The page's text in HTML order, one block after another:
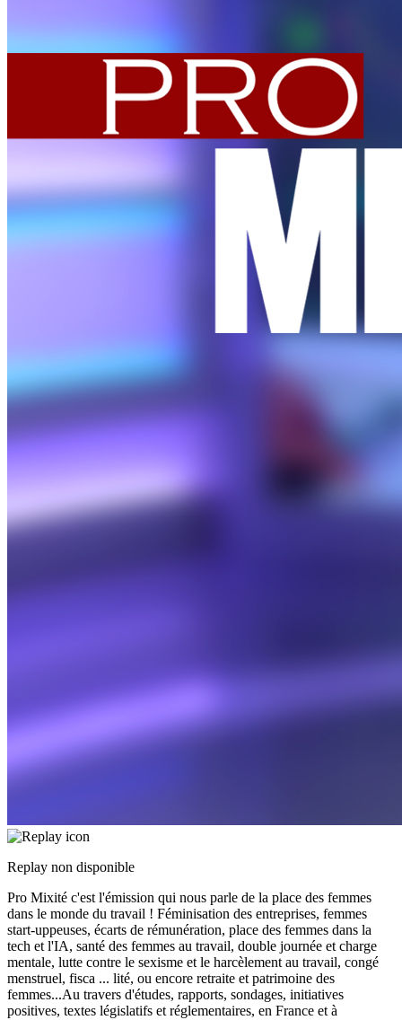
Replay non disponible
Pro Mixité c'est l'émission qui nous parle de la place des femmes
dans le monde du travail ! Féminisation des entreprises, femmes
start-uppeuses, écarts de rémunération, place des femmes dans la
tech et l'IA, santé des femmes au travail, double journée et charge
mentale, lutte contre le sexisme et le harcèlement au travail, congé
menstruel, fisca ... lité, ou encore retraite et patrimoine des
femmes...Au travers d'études, rapports, sondages, initiatives
positives, textes législatifs et réglementaires, en France et à